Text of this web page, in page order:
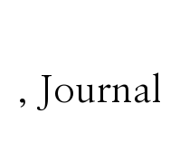
, Journal